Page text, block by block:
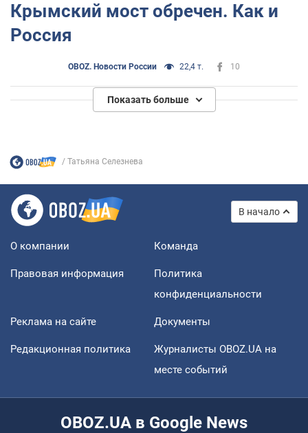
Крымский мост обречен. Как и
Россия
OBOZ. Новости России 22,4 т. 10
Показать больше
Татьяна Селезнева
В начало
О компании Команда
Правовая информация
Политика
конфиденциальности
Реклама на сайте Документы
Редакционная политика
Журналисты OBOZ.UA на
месте событий
OBOZ.UA в Google News